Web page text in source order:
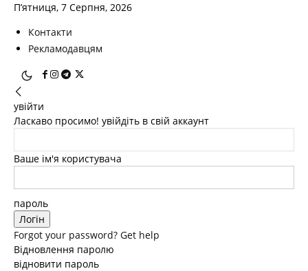
П’ятниця, 7 Серпня, 2026
Контакти
Рекламодавцям
увійти
Ласкаво просимо! увійдіть в свій аккаунт
Ваше ім'я користувача
пароль
Forgot your password? Get help
Відновлення паролю
відновити пароль